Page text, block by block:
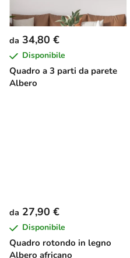
Quadro a 3 parti da parete
Albero
da 34,80 €
Disponibile
Quadro rotondo in legno
Albero africano
da 27,90 €
Disponibile